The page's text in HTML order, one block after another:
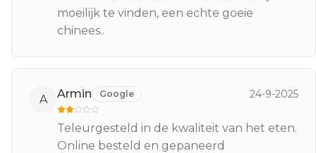
moeilijk te vinden, een echte goeie
chinees..
A Armin Google 24-9-2025
Teleurgesteld in de kwaliteit van het eten.
Online besteld en gepaneerd